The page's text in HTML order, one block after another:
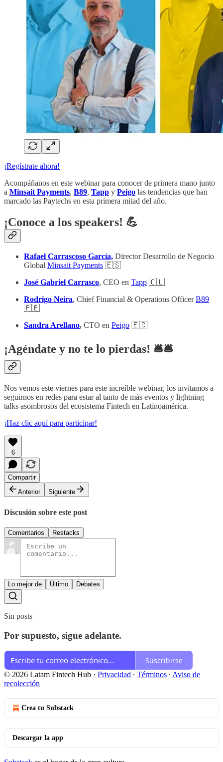
¡Regístrate ahora!
Acompáñanos en este webinar para conocer de primera mano junto
a Minsait Payments, B89, Tapp y Peigo las tendencias que han
marcado las Paytechs en esta primera mitad del año.
¡Conoce a los speakers! 💪
Rafael Carrascoso García, Director Desarrollo de Negocio
Global Minsait Payments 🇪🇸
José Gabriel Carrasco, CEO en Tapp 🇨🇱
Rodrigo Neira, Chief Financial & Operations OfficerB89
🇵🇪
Sandra Arellano, CTO en Peigo 🇪🇨
¡Agéndate y no te lo pierdas! 🛎️​🛎️​
Nos vemos este viernes para este increíble webinar, los invitamos a
seguirnos en redes para estar al tanto de más eventos y lightning
talks asombrosos del ecosistema Fintech en Latinoamérica.
¡Haz clic aquí para participar!
6
Compartir
Anterior
Siguiente
Discusión sobre este post
Comentarios Restacks
Lo mejor de Último Debates
Sin posts
Por supuesto, sigue adelante.
Suscribirse
© 2026 Latam Fintech Hub · Privacidad ∙ Términos ∙ Aviso de
recolección
Crea tu Substack
Descargar la app